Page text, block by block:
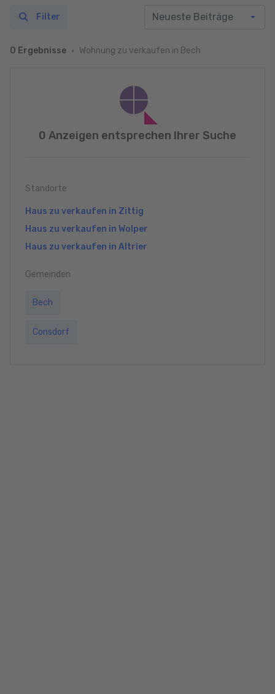
0 Ergebnisse Wohnung zu verkaufen in Bech
Filter
0 Anzeigen entsprechen Ihrer Suche
Standorte
Haus zu verkaufen in Zittig
Haus zu verkaufen in Wolper
Haus zu verkaufen in Altrier
Gemeinden
Bech
Consdorf